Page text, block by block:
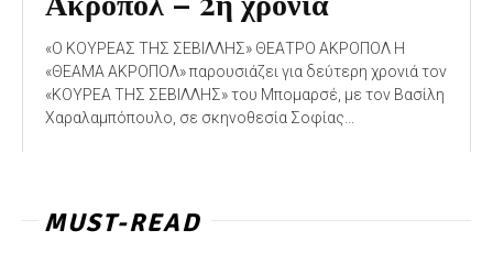
«Ο ΚΟΥΡΕΑΣ ΤΗΣ ΣΕΒΙΛΛΗΣ» ΘΕΑΤΡΟ ΑΚΡΟΠΟΛ Η
«ΘΕΑΜΑ ΑΚΡΟΠΟΛ» παρουσιάζει για δεύτερη χρονιά τον
«ΚΟΥΡΕΑ ΤΗΣ ΣΕΒΙΛΛΗΣ» του Μπομαρσέ, με τον Βασίλη
Χαραλαμπόπουλο, σε σκηνοθεσία Σοφίας...
MUST-READ